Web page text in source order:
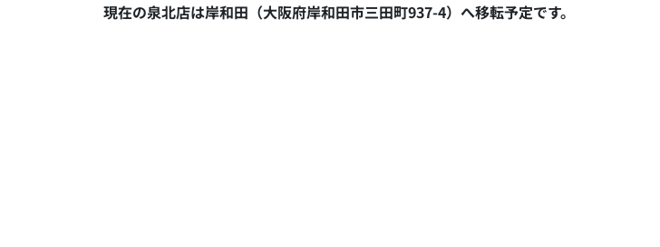
現在の泉北店は岸和田（大阪府岸和田市三田町937-4）へ移転予定です。